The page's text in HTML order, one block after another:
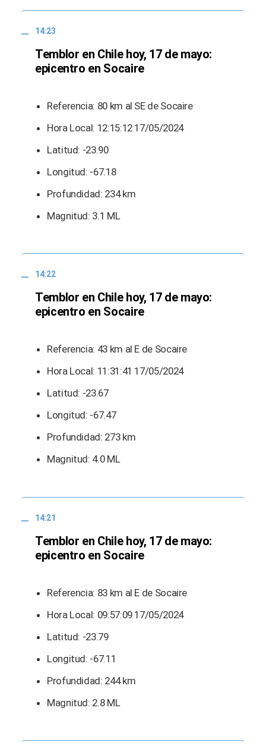
14:23
Temblor en Chile hoy, 17 de mayo:
epicentro en Socaire
Referencia: 80 km al SE de Socaire
Hora Local: 12:15:12 17/05/2024
Latitud: -23.90
Longitud: -67.18
Profundidad: 234 km
Magnitud: 3.1 ML
14:22
Temblor en Chile hoy, 17 de mayo:
epicentro en Socaire
Referencia: 43 km al E de Socaire
Hora Local: 11:31:41 17/05/2024
Latitud: -23.67
Longitud: -67.47
Profundidad: 273 km
Magnitud: 4.0 ML
14:21
Temblor en Chile hoy, 17 de mayo:
epicentro en Socaire
Referencia: 83 km al E de Socaire
Hora Local: 09:57:09 17/05/2024
Latitud: -23.79
Longitud: -67.11
Profundidad: 244 km
Magnitud: 2.8 ML